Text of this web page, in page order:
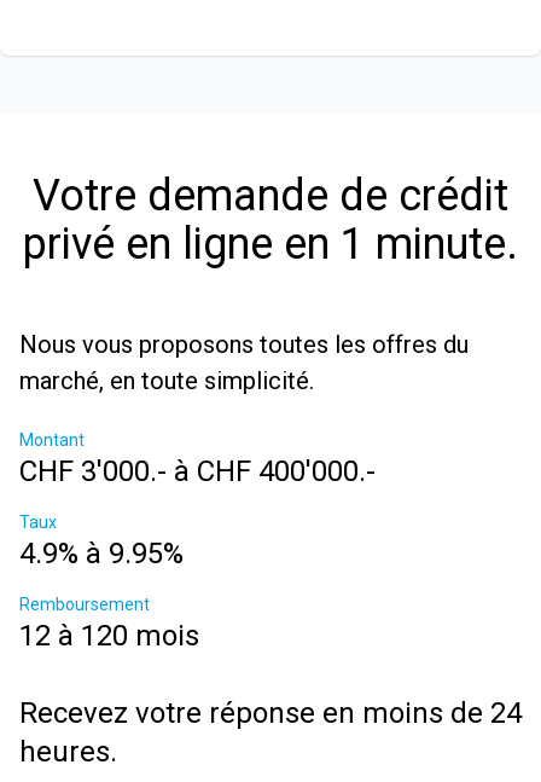
Votre demande de crédit
privé en ligne en 1 minute.
Nous vous proposons toutes les offres du
marché, en toute simplicité.
Montant
CHF 3'000.- à CHF 400'000.-
Taux
4.9% à 9.95%
Remboursement
12 à 120 mois
Recevez votre réponse en moins de 24
heures.